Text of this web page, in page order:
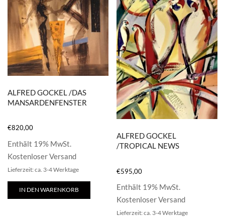
ALFRED GOCKEL /DAS
MANSARDENFENSTER
€820,00
Enthält 19% MwSt.
Kostenloser Versand
Lieferzeit: ca. 3-4 Werktage
IN DEN WARENKORB
ALFRED GOCKEL
/TROPICAL NEWS
€595,00
Enthält 19% MwSt.
Kostenloser Versand
Lieferzeit: ca. 3-4 Werktage